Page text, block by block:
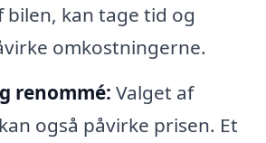
bilen, kan tage tid og
omkostningerne.
renommé: Valget af
også påvirke prisen. Et